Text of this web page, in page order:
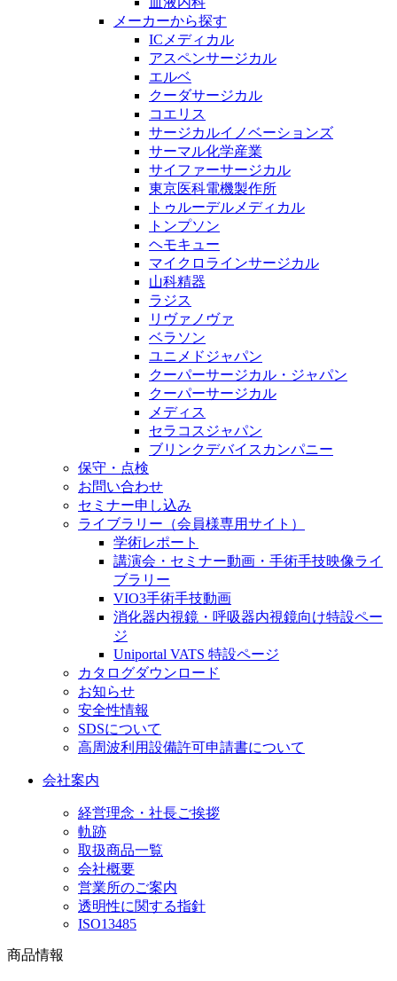
メーカーから探す
ICメディカル
アスペンサージカル
エルベ
クーダサージカル
コエリス
サージカルイノベーションズ
サーマル化学産業
サイファーサージカル
東京医科電機製作所
トゥルーデルメディカル
トンプソン
ヘモキュー
マイクロラインサージカル
山科精器
ラジス
リヴァノヴァ
ベラソン
ユニメドジャパン
クーパーサージカル・ジャパン
クーパーサージカル
メディス
セラコスジャパン
ブリンクデバイスカンパニー
保守・点検
お問い合わせ
セミナー申し込み
ライブラリー（会員様専用サイト）
学術レポート
講演会・セミナー動画・手術手技映像ライ
ブラリー
VIO3手術手技動画
消化器内視鏡・呼吸器内視鏡向け特設ペー
ジ
Uniportal VATS 特設ページ
カタログダウンロード
お知らせ
安全性情報
SDSについて
高周波利用設備許可申請書について
会社案内
経営理念・社長ご挨拶
軌跡
取扱商品一覧
会社概要
営業所のご案内
透明性に関する指針
ISO13485
商品情報